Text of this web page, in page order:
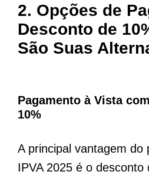
2. Opções de
Desconto de
São Suas
Pagamento à Vista
10%
A principal vantagem do
IPVA 2025 é o desconto